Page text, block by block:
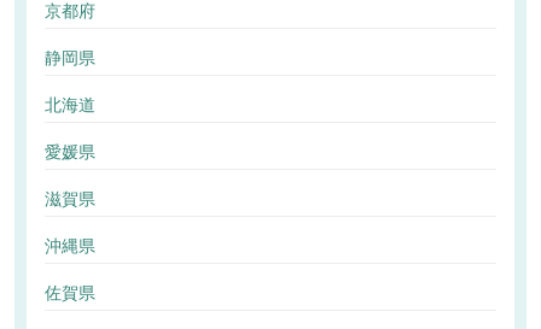
京都府
静岡県
北海道
愛媛県
滋賀県
沖縄県
佐賀県